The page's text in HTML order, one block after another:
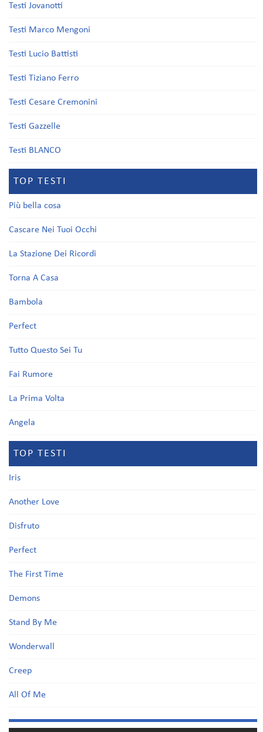
Testi Jovanotti
Testi Marco Mengoni
Testi Lucio Battisti
Testi Tiziano Ferro
Testi Cesare Cremonini
Testi Gazzelle
Testi BLANCO
TOP TESTI
Più bella cosa
Cascare Nei Tuoi Occhi
La Stazione Dei Ricordi
Torna A Casa
Bambola
Perfect
Tutto Questo Sei Tu
Fai Rumore
La Prima Volta
Angela
TOP TESTI
Iris
Another Love
Disfruto
Perfect
The First Time
Demons
Stand By Me
Wonderwall
Creep
All Of Me